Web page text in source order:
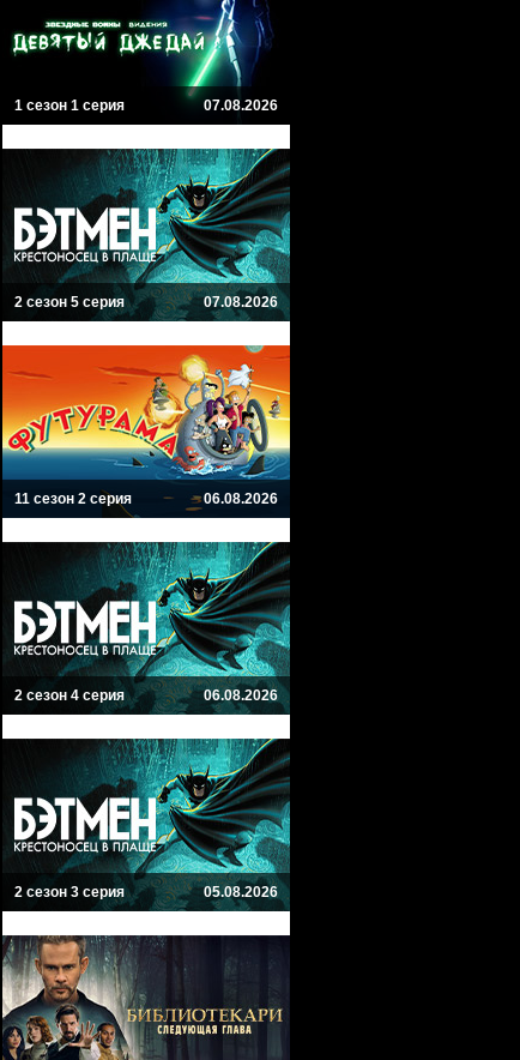
1 сезон 1 серия 07.08.2026
2 сезон 5 серия 07.08.2026
11 сезон 2 серия 06.08.2026
2 сезон 4 серия 06.08.2026
2 сезон 3 серия 05.08.2026